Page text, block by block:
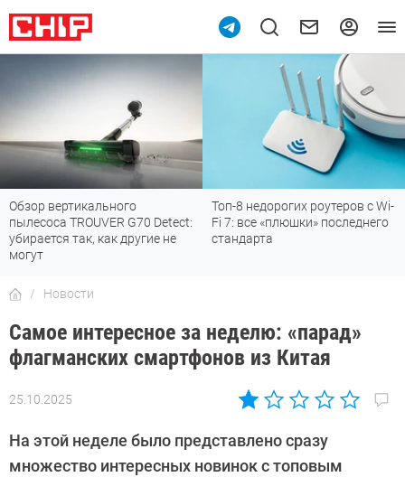
Обзор вертикального
пылесоса TROUVER G70 Detect:
убирается так, как другие не
могут
Топ-8 недорогих роутеров с Wi-
Fi 7: все «плюшки» последнего
стандарта
Новости
Самое интересное за неделю: «парад»
флагманских смартфонов из Китая
25.10.2025
Автор:
Калашников
На этой неделе было представлено сразу
множество интересных новинок с топовым